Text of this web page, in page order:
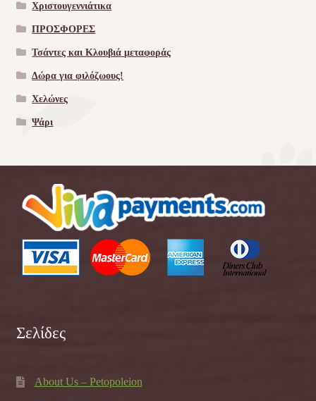
Χριστουγεννιάτικα
ΠΡΟΣΦΟΡΕΣ
Τσάντες και Κλουβιά μεταφοράς
Δώρα για φιλόζωους!
Χελώνες
Ψάρι
Σελίδες
About Us – Petopoleion